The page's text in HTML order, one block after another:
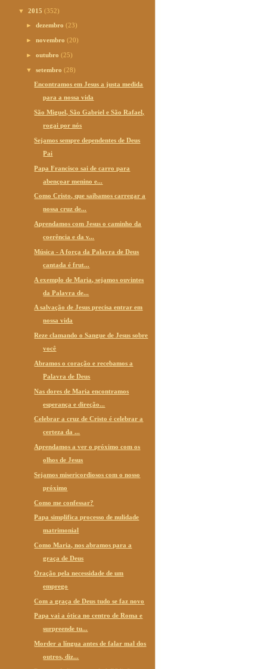
▼ 2015 (352)
►dezembro(23)
►novembro(20)
►outubro(25)
▼setembro(28)
Encontramos em Jesus a justa medida
para a nossa vida
São Miguel, São Gabriel e São Rafael,
rogai por nós
Sejamos sempre dependentes de Deus
Pai
Papa Francisco sai de carro para
abençoar menino e...
Como Cristo, que saibamos carregar a
nossa cruz de...
Aprendamos com Jesus o caminho da
coerência e da v...
Música - A força da Palavra de Deus
cantada é frut...
A exemplo de Maria, sejamos ouvintes
da Palavra de...
A salvação de Jesus precisa entrar em
nossa vida
Reze clamando o Sangue de Jesus sobre
você
Abramos o coração e recebamos a
Palavra de Deus
Nas dores de Maria encontramos
esperança e direção...
Celebrar a cruz de Cristo é celebrar a
certeza da ...
Aprendamos a ver o próximo com os
olhos de Jesus
Sejamos misericordiosos com o nosso
próximo
Como me confessar?
Papa simplifica processo de nulidade
matrimonial
Como Maria, nos abramos para a
graça de Deus
Oração pela necessidade de um
emprego
Com a graça de Deus tudo se faz novo
Papa vai a ótica no centro de Roma e
surpreende tu...
Morder a língua antes de falar mal dos
outros, diz...